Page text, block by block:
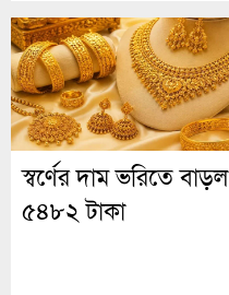
স্বর্ণের দাম ভরিতে বাড়ল
৫৪৮২ টাকা